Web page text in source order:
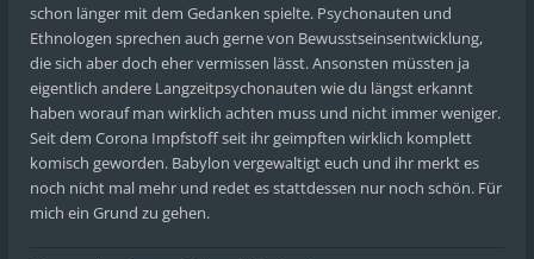
schon länger mit dem Gedanken spielte. Psychonauten und
Ethnologen sprechen auch gerne von Bewusstseinsentwicklung,
die sich aber doch eher vermissen lässt. Ansonsten müssten ja
eigentlich andere Langzeitpsychonauten wie du längst erkannt
haben worauf man wirklich achten muss und nicht immer weniger.
Seit dem Corona Impfstoff seit ihr geimpften wirklich komplett
komisch geworden. Babylon vergewaltigt euch und ihr merkt es
noch nicht mal mehr und redet es stattdessen nur noch schön. Für
mich ein Grund zu gehen.